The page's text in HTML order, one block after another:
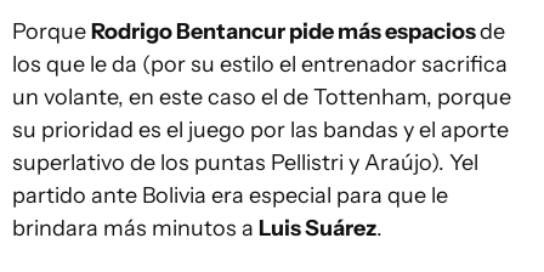
PorqueRodrigo Bentancur pide más espaciosde
los que le da (por su estilo el entrenador sacrifica
un volante, en este caso el de Tottenham, porque
su prioridad es el juego por las bandas y el aporte
superlativo de los puntas Pellistri y Araújo). Yel
partido ante Bolivia era especial para que le
brindara más minutos a Luis Suárez.